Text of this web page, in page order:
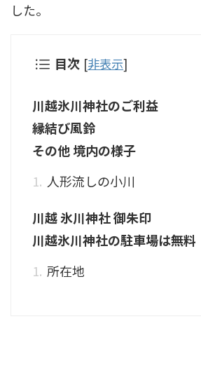
した。
目次 [非表示]
川越氷川神社のご利益
縁結び風鈴
その他 境内の様子
人形流しの小川
川越 氷川神社 御朱印
川越氷川神社の駐車場は無料
所在地